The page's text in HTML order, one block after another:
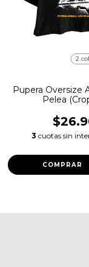
2
Pupera Oversize
Pelea
3 cuotas sin
COMPRAR